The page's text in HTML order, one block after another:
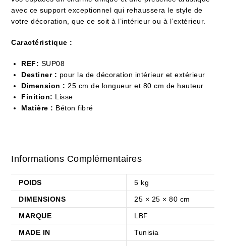
avec ce support exceptionnel qui rehaussera le style de
votre décoration, que ce soit à l’intérieur ou à l’extérieur.
Caractéristique :
REF: SUP08
Destiner : pour la de décoration intérieur et extérieur
Dimension : 25 cm de longueur et 80 cm de hauteur
Finition: Lisse
Matière : Béton fibré
Informations Complémentaires
POIDS 5 kg
DIMENSIONS 25 × 25 × 80 cm
MARQUE LBF
MADE IN Tunisia